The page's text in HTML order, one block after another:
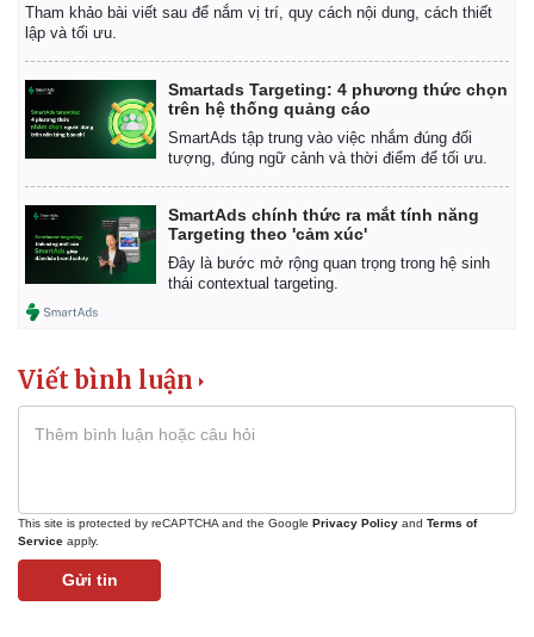
Kinh tế
Chứng khoán
Tham khảo bài viết sau để nắm vị trí, quy cách nội dung, cách thiết
lập và tối ưu.
Smartads Targeting: 4 phương thức chọn
trên hệ thống quảng cáo
SmartAds tập trung vào việc nhắm đúng đối
tượng, đúng ngữ cảnh và thời điểm để tối ưu.
SmartAds chính thức ra mắt tính năng
Targeting theo 'cảm xúc'
Đây là bước mở rộng quan trọng trong hệ sinh
thái contextual targeting.
Viết bình luận
This site is protected by reCAPTCHA and the Google Privacy Policy and Terms of
Service apply.
Gửi tin